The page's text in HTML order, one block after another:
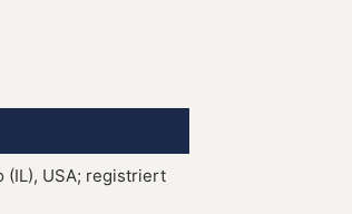
(IL), USA; registriert